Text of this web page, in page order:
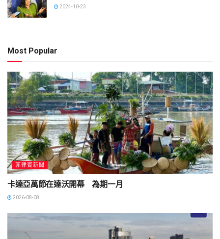
2024-10-23
Most Popular
菲律賓新聞
卡達亞萬節在達沃開幕 為期一月
2026-08-08